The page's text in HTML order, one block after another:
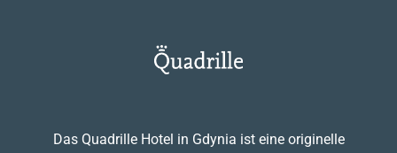
Das Quadrille Hotel in Gdynia ist eine originelle